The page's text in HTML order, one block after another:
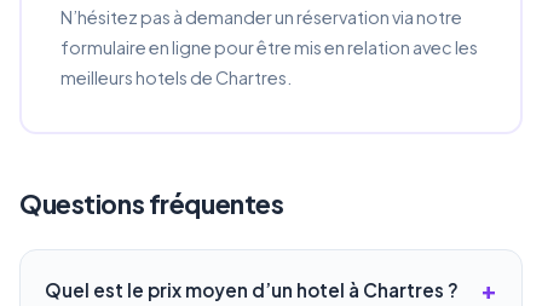
N’hésitez pas à demander un réservation via notre
formulaire en ligne pour être mis en relation avec les
meilleurs hotels de Chartres.
Questions fréquentes
Quel est le prix moyen d’un hotel à Chartres ?